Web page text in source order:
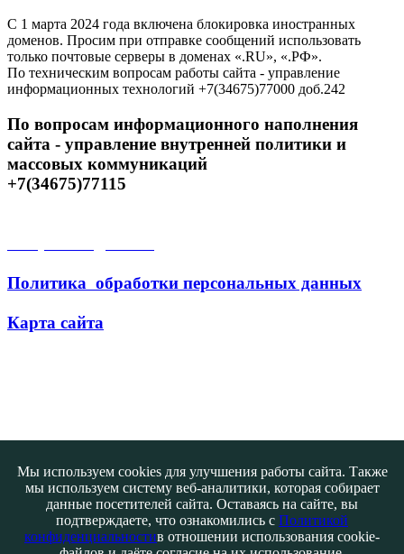
С 1 марта 2024 года включена блокировка иностранных
доменов. Просим при отправке сообщений использовать
только почтовые серверы в доменах «.RU», «.РФ».
По техническим вопросам работы сайта - управление
информационных технологий +7(34675)77000 доб.242
По вопросам информационного наполнения
сайта - управление внутренней политики и
массовых коммуникаций
+7(34675)77115
Политика обработки персональных данных
Карта сайта
Мы используем cookies для улучшения работы сайта. Также
мы используем систему веб-аналитики, которая собирает
данные посетителей сайта. Оставаясь на сайте, вы
подтверждаете, что ознакомились с Политикой
конфиденциальностив отношении использования cookie-